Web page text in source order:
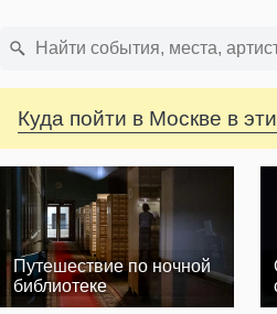
Куда пойти в Москве в
Путешествие по ночной
библиотеке